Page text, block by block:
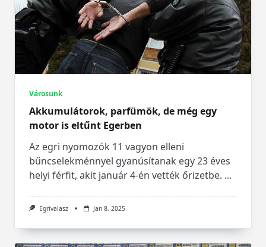
Városunk
Akkumulátorok, parfümök, de még egy
motor is eltűnt Egerben
Az egri nyomozók 11 vagyon elleni
bűncselekménnyel gyanúsítanak egy 23 éves
helyi férfit, akit január 4-én vették őrizetbe. ...
Egrivalasz Jan 8, 2025